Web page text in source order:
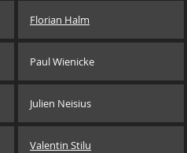
Florian Halm
Paul Wienicke
Julien Neisius
Valentin Stilu